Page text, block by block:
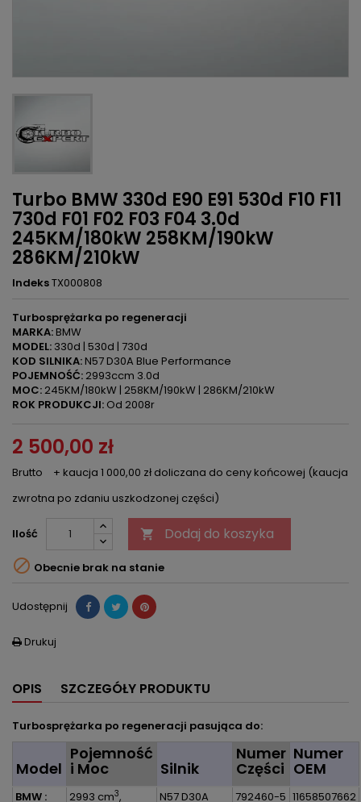
Turbo BMW 330d E90 E91 530d F10 F11
730d F01 F02 F03 F04 3.0d
245KM/180kW 258KM/190kW
286KM/210kW
IndeksTX000808
Turbosprężarka po regeneracji
MARKA:BMW
MODEL: 330d | 530d | 730d
KOD SILNIKA:N57 D30A Blue Performance
POJEMNOŚĆ: 2993ccm 3.0d
MOC: 245KM/180kW | 258KM/190kW | 286KM/210kW
ROK PRODUKCJI: Od 2008r
2 500,00 zł
Brutto
+ kaucja 1 000,00 zł doliczana do ceny końcowej (kaucja
zwrotna po zdaniu uszkodzonej części)
Ilość  Dodaj do koszyka
 Obecnie brak na stanie
Udostępnij
 Drukuj
OPIS SZCZEGÓŁY PRODUKTU
Turbosprężarka po regeneracji pasująca do:
Model
Pojemność
i Moc Silnik
Numer
Części
Numer
OEM
BMW : 2993 cm3, N57 D30A 792460-5 11658507662